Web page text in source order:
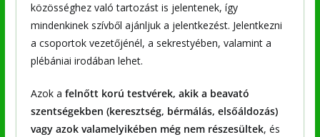
közösséghez való tartozást is jelentenek, így
mindenkinek szívből ajánljuk a jelentkezést. Jelentkezni
a csoportok vezetőjénél, a sekrestyében, valamint a
plébániai irodában lehet.
Azok a felnőtt korú testvérek, akik a beavató
szentségekben (keresztség, bérmálás, elsőáldozás)
vagy azok valamelyikében még nem részesültek, és